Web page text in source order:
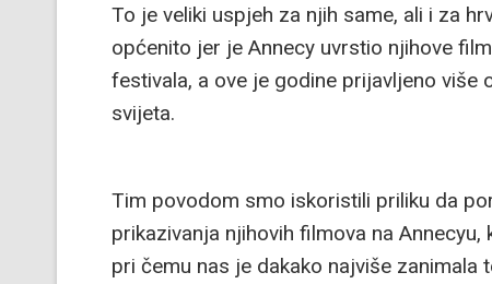
To je veliki uspjeh za njih same, ali i za
općenito jer je Annecy uvrstio njihove
festivala, a ove je godine prijavljeno više
svijeta.
Tim povodom smo iskoristili priliku da
prikazivanja njihovih filmova na
pri čemu nas je dakako najviše